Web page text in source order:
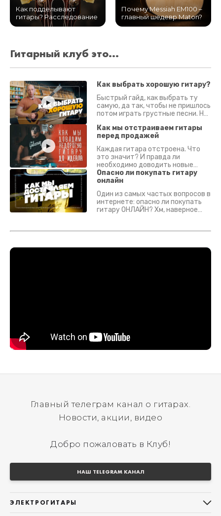
Как подделывают
гитары? Расследование
Почему Messiah EM100 –
главный шедевр Maton?
Гитарный клуб это...
Как выбрать хорошую гитару?
Быстрый гайд, как выбрать ту
самую, да так, чтобы не пришлось
потом играть грустные песни. На
Как мы отстраиваем гитары
перед продажей
Каждая гитара отстроена. Что
это значит? И правда ли
необходимо доводить новые
гитары? Если кратко - да.
Подробно - в видео :)
Опасно ли покупать гитару
онлайн
Один из самых частых вопросов в
интернете: опасно ли покупать
гитару ОНЛАЙН? Хм, наверное
застрахован. Случись что -
Главный телеграм канал о гитарах.
Новости, акции, видео
Добро пожаловать в Клуб!
НАШ TELEGRAM КАНАЛ
ЭЛЕКТРОГИТАРЫ